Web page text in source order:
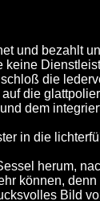
und bezahlt
keine
die
die
dem
in die
herum,
können,
Bild